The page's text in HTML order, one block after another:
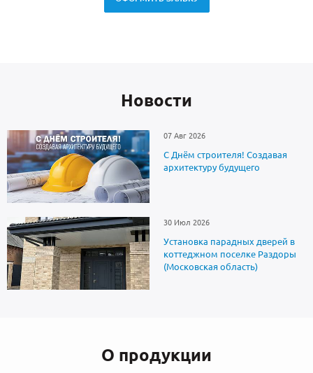
Новоcти
07 Авг 2026
С Днём строителя! Создавая
архитектуру будущего
30 Июл 2026
Установка парадных дверей в
коттеджном поселке Раздоры
(Московская область)
О продукции